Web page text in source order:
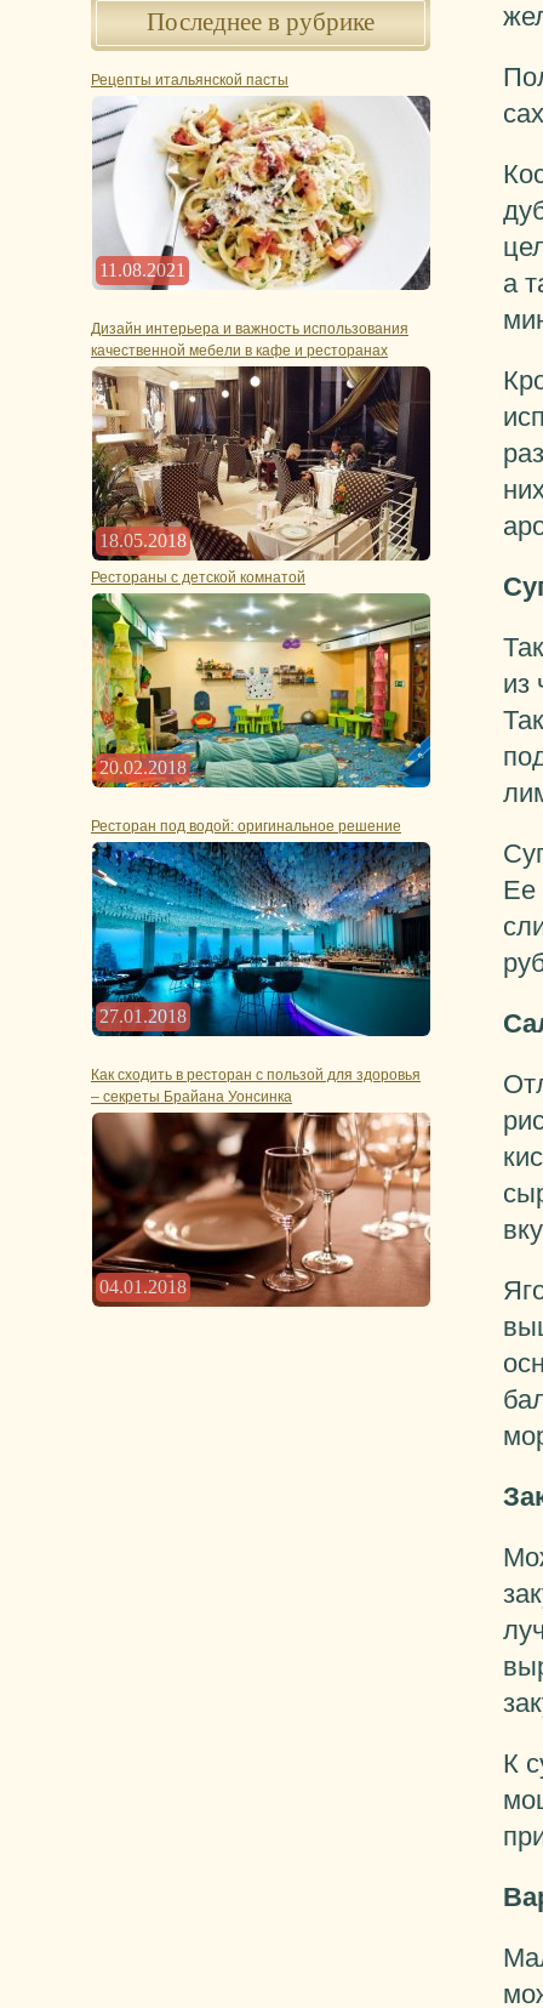
Последнее в рубрике
Рецепты итальянской пасты
11.08.2021
Дизайн интерьера и важность использования
качественной мебели в кафе и ресторанах
18.05.2018
Рестораны с детской комнатой
20.02.2018
Ресторан под водой: оригинальное решение
27.01.2018
Как сходить в ресторан с пользой для здоровья
– секреты Брайана Уонсинка
04.01.2018
а
из
Ее
К